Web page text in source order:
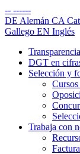
-- ------
DE Alemán CA
Gallego EN Inglés
Transparencia
DGT en
Selección y
Trabaja con